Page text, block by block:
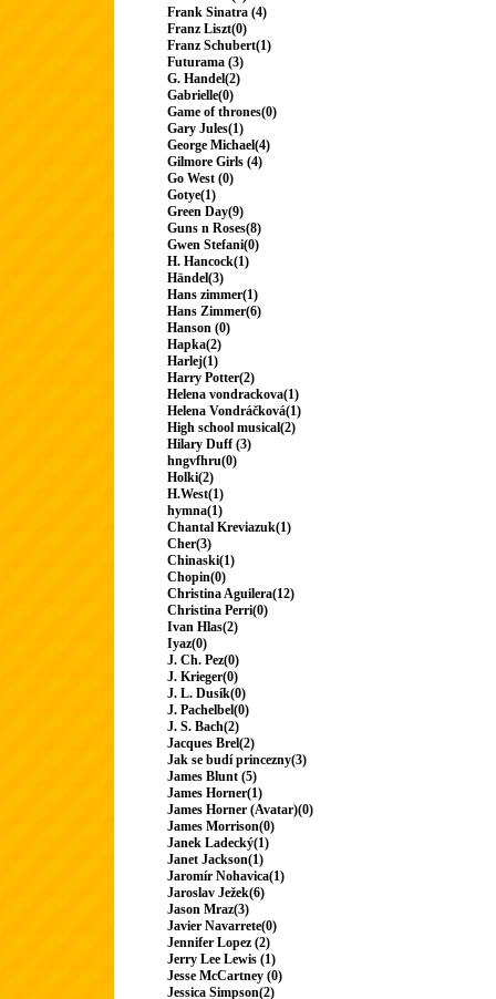
Frank Sinatra (4)
Franz Liszt(0)
Franz Schubert(1)
Futurama (3)
G. Handel(2)
Gabrielle(0)
Game of thrones(0)
Gary Jules(1)
George Michael(4)
Gilmore Girls (4)
Go West (0)
Gotye(1)
Green Day(9)
Guns n Roses(8)
Gwen Stefani(0)
H. Hancock(1)
Händel(3)
Hans zimmer(1)
Hans Zimmer(6)
Hanson (0)
Hapka(2)
Harlej(1)
Harry Potter(2)
Helena vondrackova(1)
Helena Vondráčková(1)
High school musical(2)
Hilary Duff (3)
hngvfhru(0)
Holki(2)
H.West(1)
hymna(1)
Chantal Kreviazuk(1)
Cher(3)
Chinaski(1)
Chopin(0)
Christina Aguilera(12)
Christina Perri(0)
Ivan Hlas(2)
Iyaz(0)
J. Ch. Pez(0)
J. Krieger(0)
J. L. Dusík(0)
J. Pachelbel(0)
J. S. Bach(2)
Jacques Brel(2)
Jak se budí princezny(3)
James Blunt (5)
James Horner(1)
James Horner (Avatar)(0)
James Morrison(0)
Janek Ladecký(1)
Janet Jackson(1)
Jaromír Nohavica(1)
Jaroslav Ježek(6)
Jason Mraz(3)
Javier Navarrete(0)
Jennifer Lopez (2)
Jerry Lee Lewis (1)
Jesse McCartney (0)
Jessica Simpson(2)